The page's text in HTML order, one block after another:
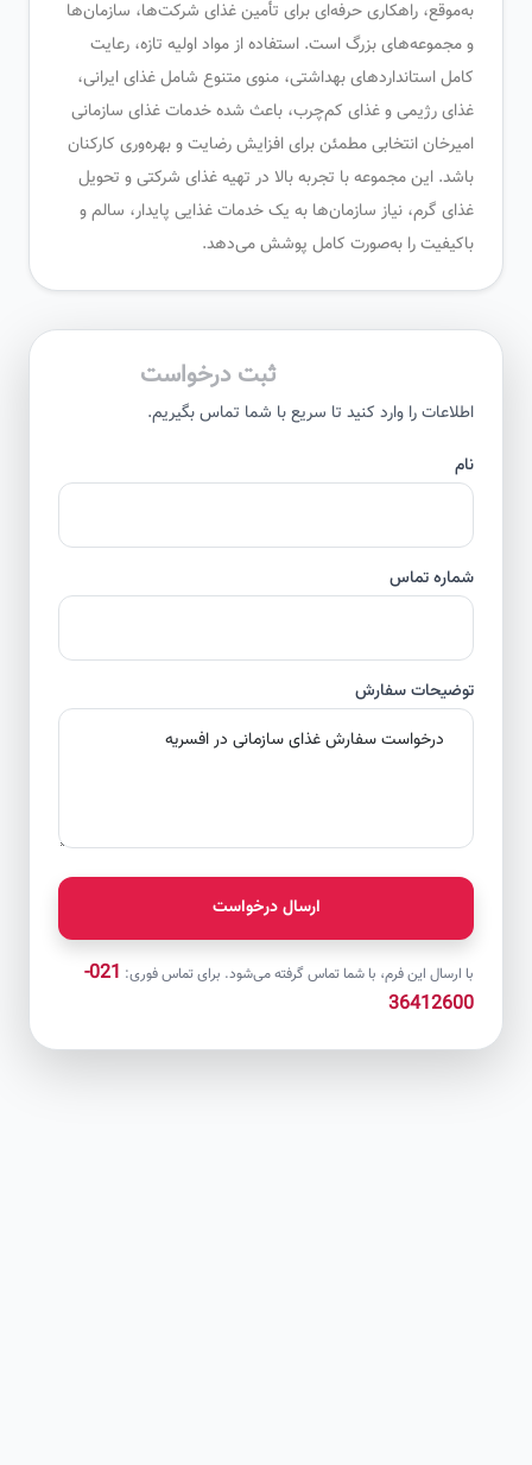
به‌موقع، راهکاری حرفه‌ای برای تأمین غذای شرکت‌ها، سازمان‌ها
و مجموعه‌های بزرگ است. استفاده از مواد اولیه تازه، رعایت
کامل استانداردهای بهداشتی، منوی متنوع شامل غذای ایرانی،
غذای رژیمی و غذای کم‌چرب، باعث شده خدمات غذای سازمانی
امیرخان انتخابی مطمئن برای افزایش رضایت و بهره‌وری کارکنان
باشد. این مجموعه با تجربه بالا در تهیه غذای شرکتی و تحویل
غذای گرم، نیاز سازمان‌ها به یک خدمات غذایی پایدار، سالم و
باکیفیت را به‌صورت کامل پوشش می‌دهد.
ثبت درخواست
اطلاعات را وارد کنید تا سریع با شما تماس بگیریم.
شماره تماس
توضیحات سفارش
ارسال درخواست
با ارسال این فرم، با شما تماس گرفته می‌شود. برای تماس فوری:
021-
36412600